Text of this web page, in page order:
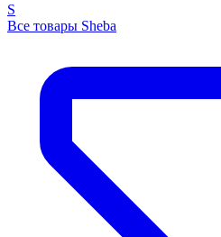
S
Все товары Sheba